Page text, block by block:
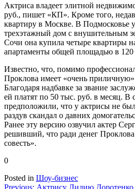
Актриса владеет элитной
руб., пишет «КП». Кроме того,
квартиру в Москве. В Подмосковье у
трехэтажный дом с внушительным
Сочи она купила четыре квартиры
апартаменты общей площадью в 120
Известно, что, помимо
Проклова имеет «очень приличную»
Благодаря надбавке за звание
ей платят по 50 тыс. руб. в месяц. В
предположили, что у актрисы не
раздув скандал о давних
Ранее эту версию озвучил актер
решивший, что ради денег Проклова
совесть».
0
Posted in Шоу-бизнес
Previous: Актрису Лидию Доротенко